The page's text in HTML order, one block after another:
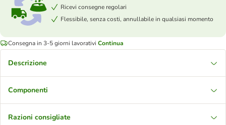
Ricevi consegne regolari
Flessibile, senza costi, annullabile in qualsiasi momento
Consegna in 3-5 giorni lavorativi Continua
Descrizione
Componenti
Razioni consigliate